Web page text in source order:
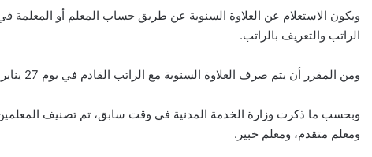
ويكون الاستعلام عن العلاوة السنوية عن طريق حساب المعلم أو المعلمة
الراتب والتعريف بالراتب.
ومن المقرر أن يتم صرف العلاوة السنوية مع الراتب القادم في يوم 27 يناير الجاري.
ومعلم متقدم، ومعلم خبير.